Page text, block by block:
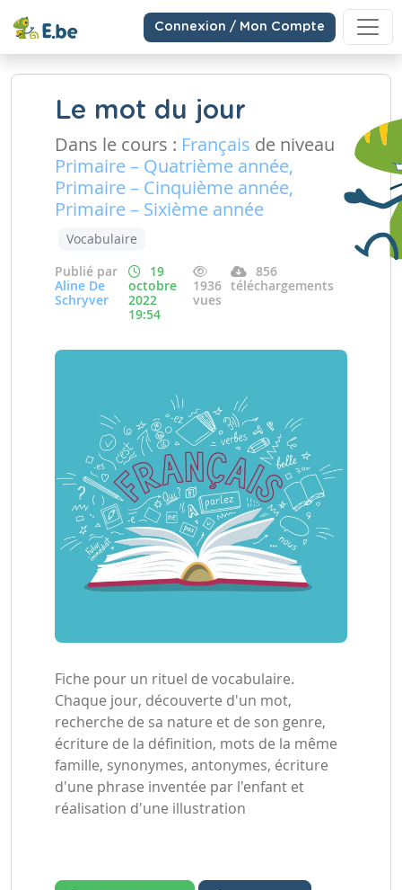
Connexion / Mon Compte
Le mot du jour
Dans le cours : Français de niveau
Primaire – Quatrième année,
Primaire – Cinquième année,
Primaire – Sixième année
Vocabulaire
Publié par
Aline De
Schryver
19
octobre
2022
19:54
1936
vues
856
téléchargements
Fiche pour un rituel de vocabulaire.
Chaque jour, découverte d'un mot,
recherche de sa nature et de son genre,
écriture de la définition, mots de la même
famille, synonymes, antonymes, écriture
d'une phrase inventée par l'enfant et
réalisation d'une illustration